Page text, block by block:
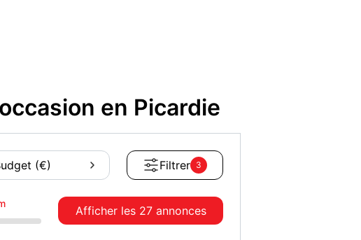
en Picardie
(€) Filtrer 3
Afficher les 27 annonces